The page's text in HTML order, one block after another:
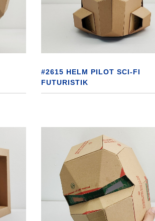
#2615 HELM PILOT SCI-FI
FUTURISTIK